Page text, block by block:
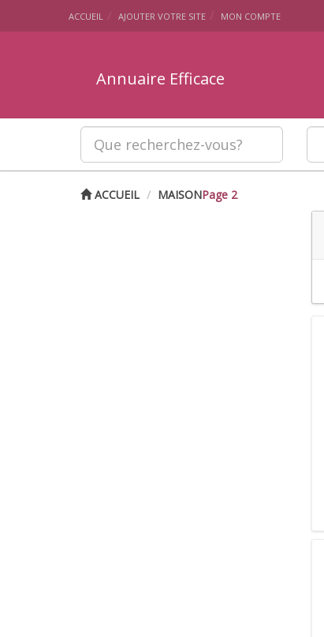
ACCUEIL AJOUTER VOTRE SITE MON COMPTE
Annuaire Efficace
ACCUEIL MAISONPage 2